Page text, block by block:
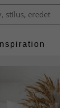
Inspiration